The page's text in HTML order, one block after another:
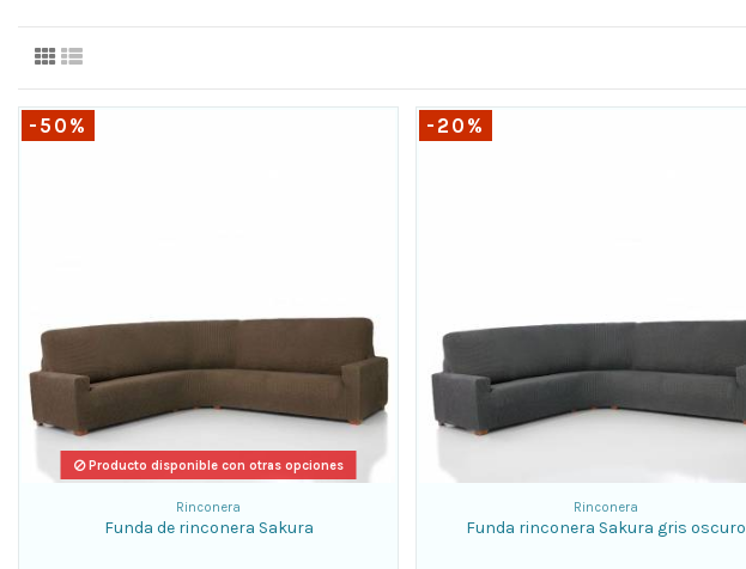
-50%
Producto disponible con otras opciones
Rinconera
Funda de rinconera Sakura
-20%
Rinconera
Funda rinconera Sakura gris oscuro